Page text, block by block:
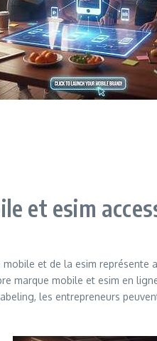
et esim
et de la esim représente
mobile et esim en
les entrepreneurs